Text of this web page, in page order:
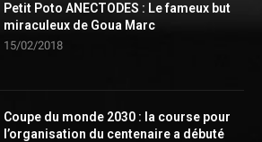
Petit Poto ANECTODES : Le fameux but
miraculeux de Goua Marc
15/02/2018
Coupe du monde 2030 : la course pour
l’organisation du centenaire a débuté